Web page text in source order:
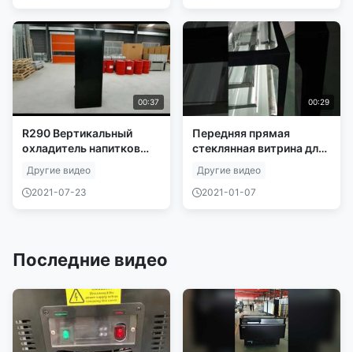
00:37
R290 Вертикальный
охладитель напитков
стеклянной дверью
Другие видео
2021-07-23
00:29
Передняя прямая
стеклянная витрина для
стеклянной полкой
Другие видео
2021-01-07
Последние видео